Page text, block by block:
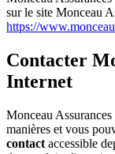
sur le site Monceau
https://
Contacter
Internet
Monceau
manières et vous
contact accessible